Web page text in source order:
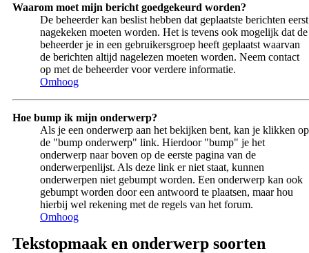
Waarom moet mijn bericht goedgekeurd worden?
De beheerder kan beslist hebben dat geplaatste berichten eerst
nagekeken moeten worden. Het is tevens ook mogelijk dat de
beheerder je in een gebruikersgroep heeft geplaatst waarvan
de berichten altijd nagelezen moeten worden. Neem contact
op met de beheerder voor verdere informatie.
Omhoog
Hoe bump ik mijn onderwerp?
Als je een onderwerp aan het bekijken bent, kan je klikken op
de "bump onderwerp" link. Hierdoor "bump" je het
onderwerp naar boven op de eerste pagina van de
onderwerpenlijst. Als deze link er niet staat, kunnen
onderwerpen niet gebumpt worden. Een onderwerp kan ook
gebumpt worden door een antwoord te plaatsen, maar hou
hierbij wel rekening met de regels van het forum.
Omhoog
Tekstopmaak en onderwerp soorten